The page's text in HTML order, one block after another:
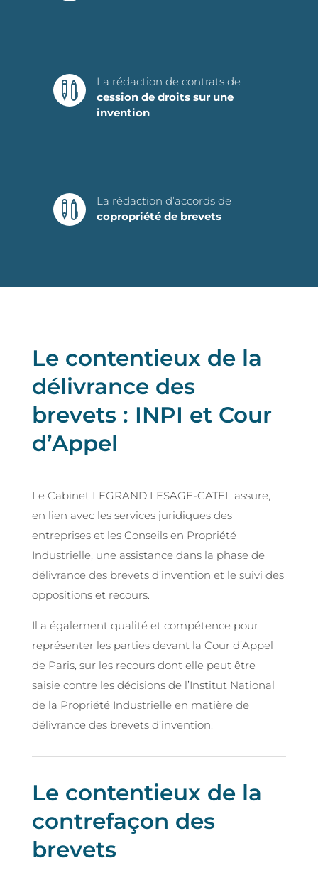

La rédaction de contrats de
cession de droits sur une
invention

La rédaction d’accords de
copropriété de brevets
Le contentieux de la
délivrance des
brevets : INPI et Cour
d’Appel
Le Cabinet LEGRAND LESAGE-CATEL assure,
en lien avec les services juridiques des
entreprises et les Conseils en Propriété
Industrielle, une assistance dans la phase de
délivrance des brevets d’invention et le suivi des
oppositions et recours.
Il a également qualité et compétence pour
représenter les parties devant la Cour d’Appel
de Paris, sur les recours dont elle peut être
saisie contre les décisions de l’Institut National
de la Propriété Industrielle en matière de
délivrance des brevets d’invention.
Le contentieux de la
contrefaçon des
brevets